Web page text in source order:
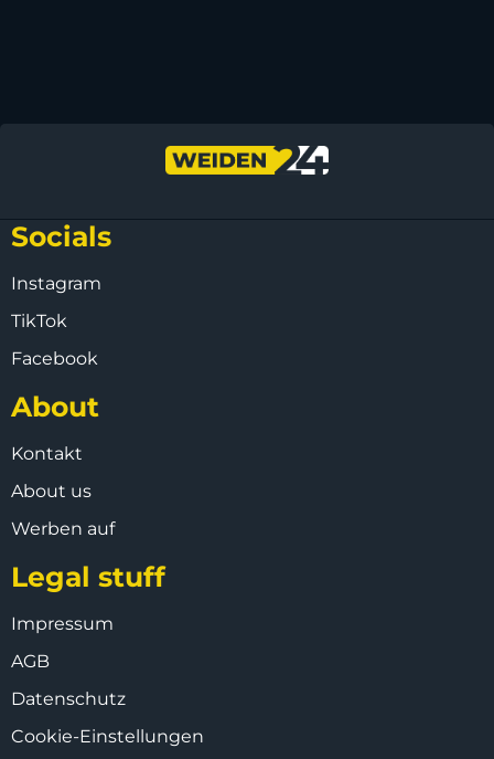
Socials
Instagram
TikTok
Facebook
About
Kontakt
About us
Werben auf
Legal stuff
Impressum
AGB
Datenschutz
Cookie-Einstellungen